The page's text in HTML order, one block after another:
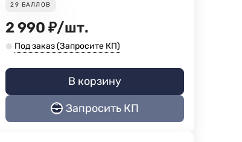
29 БАЛЛОВ
2 990 ₽/шт.
Под заказ (Запросите КП)
В корзину
Запросить КП